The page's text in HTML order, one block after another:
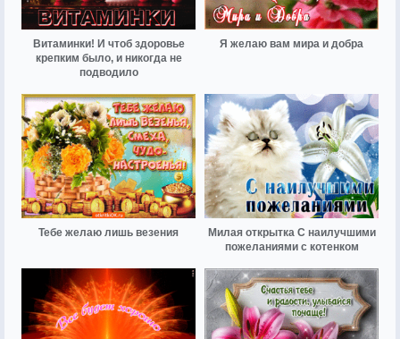
Витаминки! И чтоб здоровье
крепким было, и никогда не
подводило
Я желаю вам мира и добра
Тебе желаю лишь везения
Милая открытка С наилучшими
пожеланиями с котенком